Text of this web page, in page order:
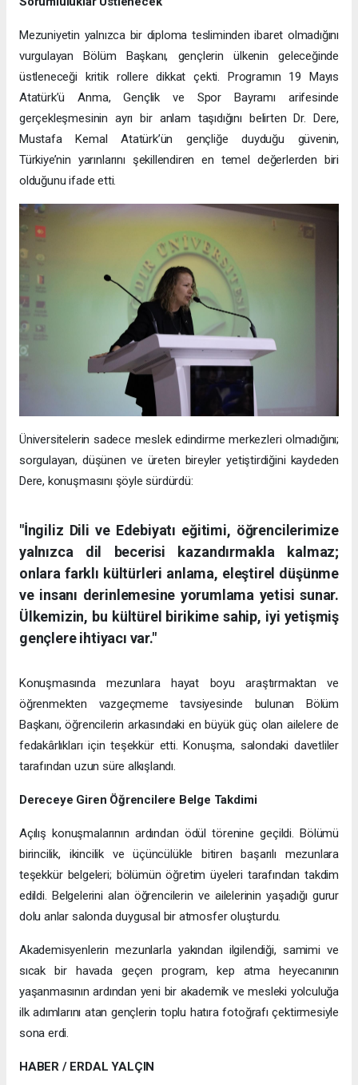
Mezuniyetin yalnızca bir diploma tesliminden ibaret olmadığını
vurgulayan Bölüm Başkanı, gençlerin ülkenin geleceğinde
üstleneceği kritik rollere dikkat çekti. Programın 19 Mayıs
Atatürk’ü Anma, Gençlik ve Spor Bayramı arifesinde
gerçekleşmesinin ayrı bir anlam taşıdığını belirten Dr. Dere,
Mustafa Kemal Atatürk’ün gençliğe duyduğu güvenin,
Türkiye’nin yarınlarını şekillendiren en temel değerlerden biri
olduğunu ifade etti.
Üniversitelerin sadece meslek edindirme merkezleri olmadığını;
sorgulayan, düşünen ve üreten bireyler yetiştirdiğini kaydeden
Dere, konuşmasını şöyle sürdürdü:
"İngiliz Dili ve Edebiyatı eğitimi, öğrencilerimize
yalnızca dil becerisi kazandırmakla kalmaz;
onlara farklı kültürleri anlama, eleştirel düşünme
ve insanı derinlemesine yorumlama yetisi sunar.
Ülkemizin, bu kültürel birikime sahip, iyi yetişmiş
gençlere ihtiyacı var."
Konuşmasında mezunlara hayat boyu araştırmaktan ve
öğrenmekten vazgeçmeme tavsiyesinde bulunan Bölüm
Başkanı, öğrencilerin arkasındaki en büyük güç olan ailelere de
fedakârlıkları için teşekkür etti. Konuşma, salondaki davetliler
tarafından uzun süre alkışlandı.
Dereceye Giren Öğrencilere Belge Takdimi
Açılış konuşmalarının ardından ödül törenine geçildi. Bölümü
birincilik, ikincilik ve üçüncülükle bitiren başarılı mezunlara
teşekkür belgeleri; bölümün öğretim üyeleri tarafından takdim
edildi. Belgelerini alan öğrencilerin ve ailelerinin yaşadığı gurur
dolu anlar salonda duygusal bir atmosfer oluşturdu.
Akademisyenlerin mezunlarla yakından ilgilendiği, samimi ve
sıcak bir havada geçen program, kep atma heyecanının
yaşanmasının ardından yeni bir akademik ve mesleki yolculuğa
ilk adımlarını atan gençlerin toplu hatıra fotoğrafı çektirmesiyle
sona erdi.
HABER / ERDAL YALÇIN